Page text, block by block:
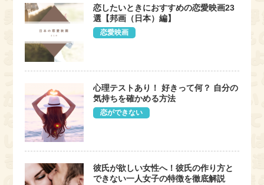
恋したいときにおすすめの恋愛映画23
選【邦画（日本）編】
恋愛映画
心理テストあり！ 好きって何？ 自分の
気持ちを確かめる方法
恋ができない
彼氏が欲しい女性へ！彼氏の作り方と
できない一人女子の特徴を徹底解説